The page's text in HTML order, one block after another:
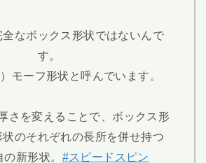
全なボックス形状ではないんで
す。
モーフ形状と呼んでいます。
さを変えることで、ボックス形
のそれぞれの長所を併せ持つ
新形状。 #スピードスピン